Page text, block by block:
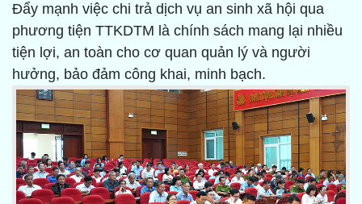
Đẩy mạnh việc chi trả dịch vụ an sinh xã hội qua
phương tiện TTKDTM là chính sách mang lại nhiều
tiện lợi, an toàn cho cơ quan quản lý và người
hưởng, bảo đảm công khai, minh bạch.